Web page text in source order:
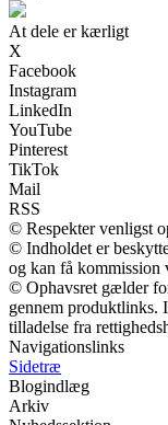
At dele er kærligt
X
Facebook
Instagram
LinkedIn
YouTube
Pinterest
TikTok
Mail
RSS
© Respekter venligst
© Indholdet er
og kan få kommission
© Ophavsret gælder
gennem produktlinks.
tilladelse fra
Navigationslinks
Sidetræ
Blogindlæg
Arkiv